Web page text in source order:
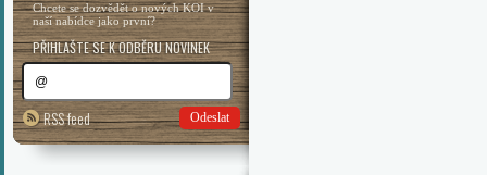
Chcete se dozvědět o nových KOI v
naší nabídce jako první?
PŘIHLAŠTE SE K ODBĚRU NOVINEK
RSS feed Odeslat